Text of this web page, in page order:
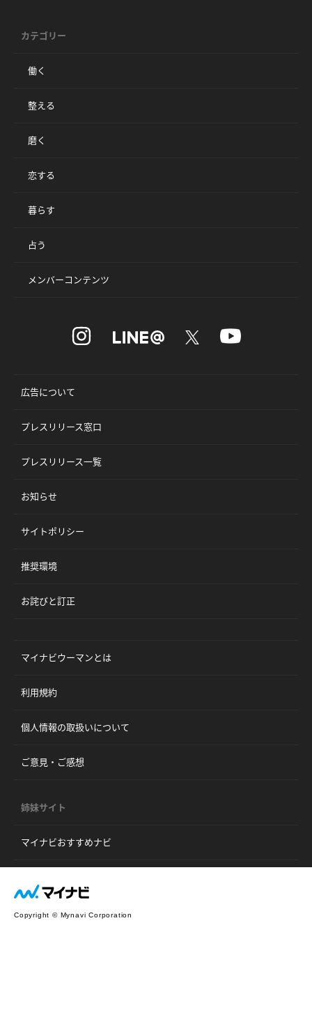
カテゴリー
働く
整える
磨く
恋する
暮らす
占う
メンバーコンテンツ
広告について
プレスリリース窓口
プレスリリース一覧
お知らせ
サイトポリシー
推奨環境
お詫びと訂正
マイナビウーマンとは
利用規約
個人情報の取扱いについて
ご意見・ご感想
姉妹サイト
マイナビおすすめナビ
Copyright © Mynavi Corporation